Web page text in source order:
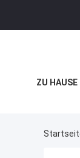
ZU HAUSE